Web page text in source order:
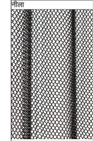
नीला